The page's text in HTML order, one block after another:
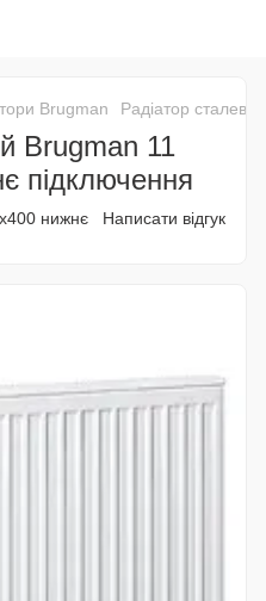
Brugman Радіатор
Brugman 11
підключення
нижнє Написати відгук